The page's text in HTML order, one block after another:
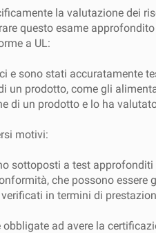
la valutazione dei
questo esame
a UL:
e sono stati accuratamente
un prodotto, come gli
di un prodotto e lo ha
motivi:
sottoposti a test
che possono essere
in termini di
ad avere la